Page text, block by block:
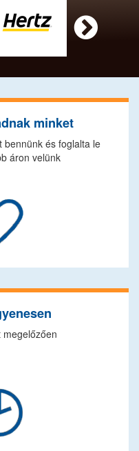

minket
bennünk és foglalta le
áron velünk